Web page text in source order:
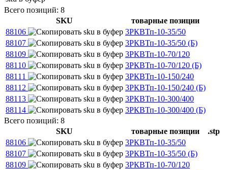
Всего позиций: 8
SKU
товарные позиции
88106
3РКВТп-10-35/50
88107
3РКВТп-10-35/50 (Б)
88109
3РКВТп-10-70/120
88110
3РКВТп-10-70/120 (Б)
88111
3РКВТп-10-150/240
88112
3РКВТп-10-150/240 (Б)
88113
3РКВТп-10-300/400
88114
3РКВТп-10-300/400 (Б)
Всего позиций: 8
SKU
товарные позиции
.stp
88106
3РКВТп-10-35/50
88107
3РКВТп-10-35/50 (Б)
88109
3РКВТп-10-70/120